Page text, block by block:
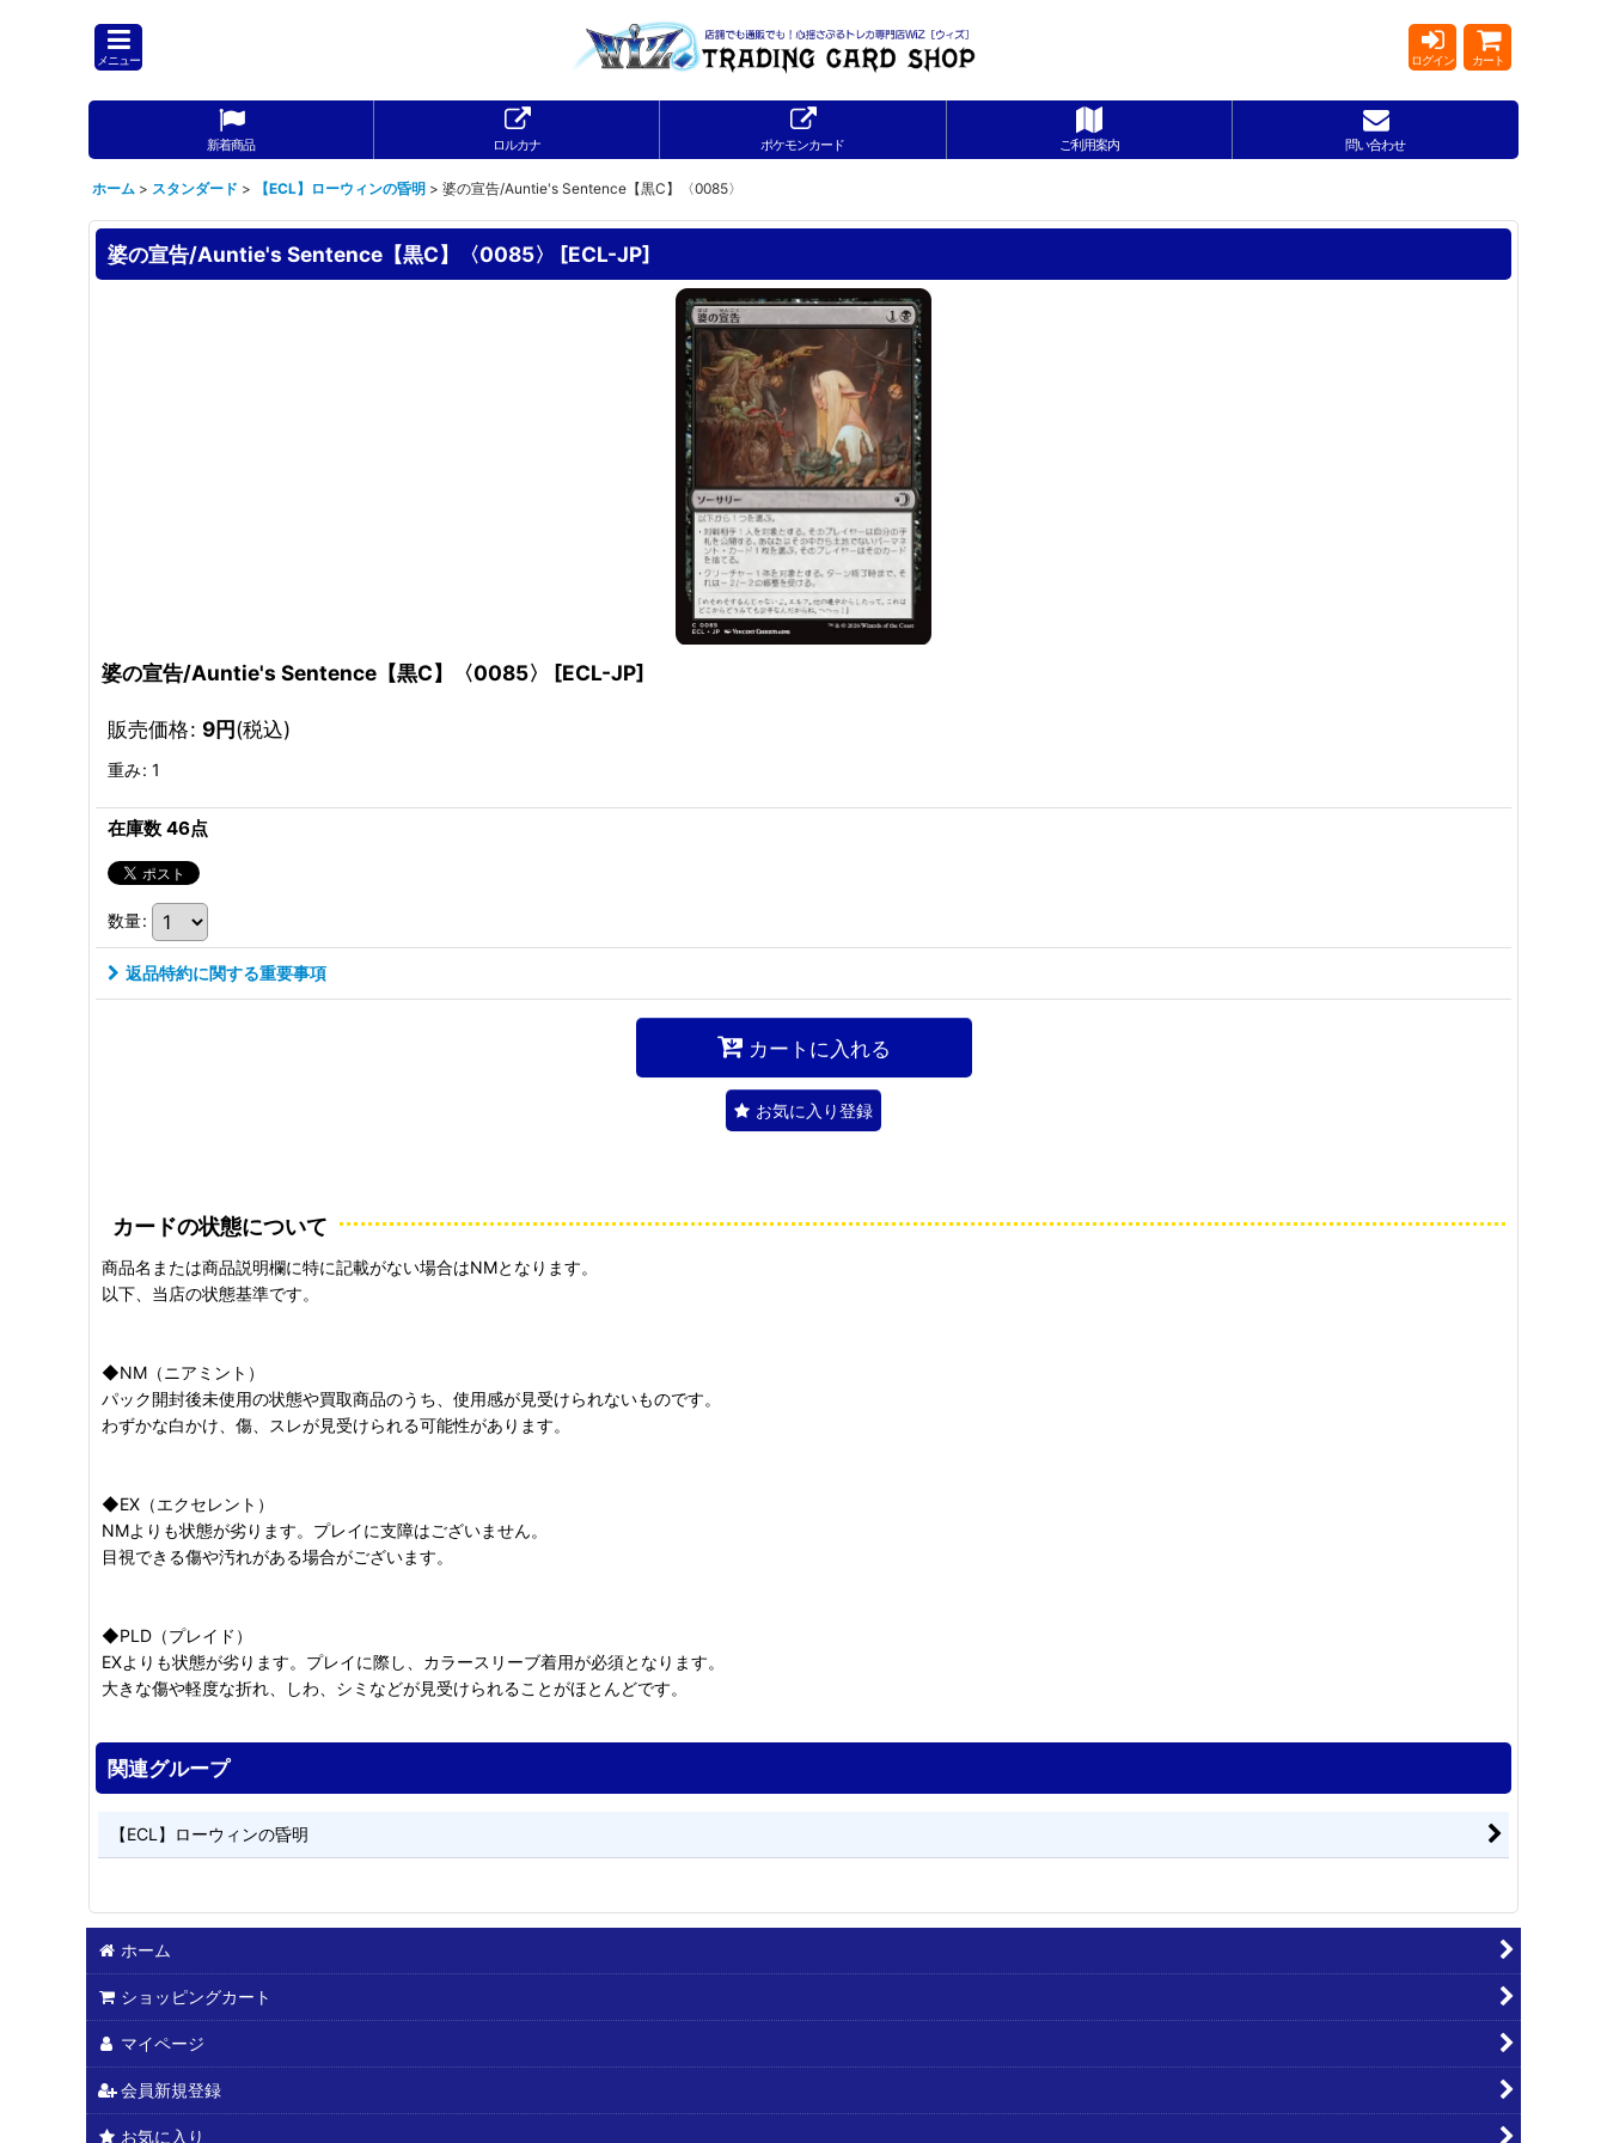
メニュー ログイン カート
新着商品 ロルカナ ポケモンカード ご利用案内 問い合わせ
ホーム > スタンダード > 【ECL】ローウィンの昏明 > 婆の宣告/Auntie's Sentence【黒C】〈0085〉
婆の宣告/Auntie's Sentence【黒C】〈0085〉 [ECL-JP]
婆の宣告/Auntie's Sentence【黒C】〈0085〉 [ECL-JP]
販売価格: 9円(税込)
重み: 1
在庫数 46点
数量:
返品特約に関する重要事項
カートに入れる
お気に入り登録
カードの状態について
商品名または商品説明欄に特に記載がない場合はNMとなります。
以下、当店の状態基準です。
◆NM（ニアミント）
パック開封後未使用の状態や買取商品のうち、使用感が見受けられないものです。
わずかな白かけ、傷、スレが見受けられる可能性があります。
◆EX（エクセレント）
NMよりも状態が劣ります。プレイに支障はございません。
目視できる傷や汚れがある場合がございます。
◆PLD（プレイド）
EXよりも状態が劣ります。プレイに際し、カラースリーブ着用が必須となります。
大きな傷や軽度な折れ、しわ、シミなどが見受けられることがほとんどです。
関連グループ
【ECL】ローウィンの昏明
ホーム
ショッピングカート
マイページ
会員新規登録
お気に入り